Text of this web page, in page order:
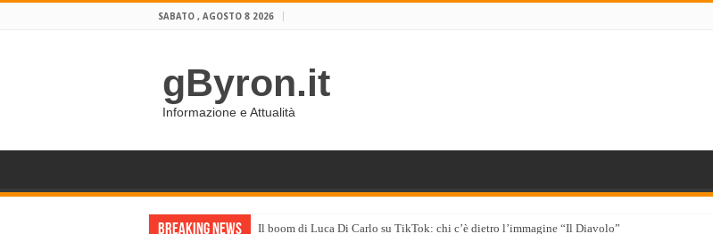
SABATO , AGOSTO 8 2026
gByron.it
Informazione e Attualità
Breaking News Il boom di Luca Di Carlo su TikTok: chi c’è dietro l’immagine “Il Diavolo”